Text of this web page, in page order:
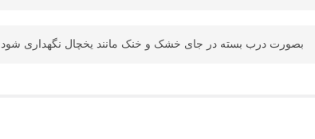
بصورت درب بسته در جای خشک و خنک مانند یخچال نگهداری شود